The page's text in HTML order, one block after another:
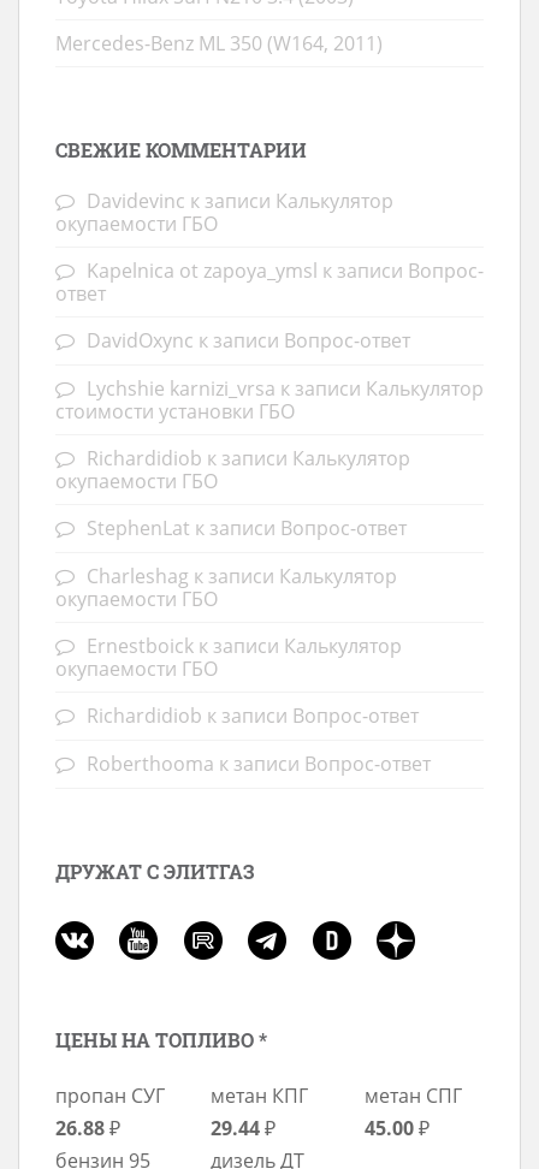
Mercedes-Benz ML 350 (W164, 2011)
СВЕЖИЕ КОММЕНТАРИИ
Davidevinc к записи Калькулятор
окупаемости ГБО
Kapelnica ot zapoya_ymsl к записи Вопрос-
ответ
DavidOxync к записи Вопрос-ответ
Lychshie karnizi_vrsa к записи Калькулятор
стоимости установки ГБО
Richardidiob к записи Калькулятор
окупаемости ГБО
StephenLat к записи Вопрос-ответ
Charleshag к записи Калькулятор
окупаемости ГБО
Ernestboick к записи Калькулятор
окупаемости ГБО
Richardidiob к записи Вопрос-ответ
Roberthooma к записи Вопрос-ответ
ДРУЖАТ С ЭЛИТГАЗ
ЦЕНЫ НА ТОПЛИВО *
пропан СУГ
26.88₽
метан КПГ
29.44₽
метан СПГ
45.00₽
бензин 95
дизель ДТ